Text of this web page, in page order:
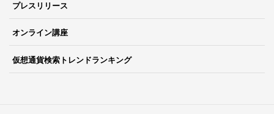
プレスリリース
オンライン講座
仮想通貨検索トレンドランキング